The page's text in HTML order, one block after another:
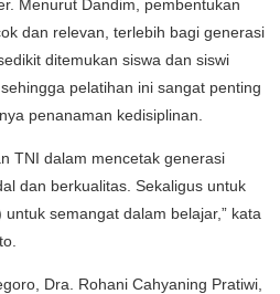
Menurut Dandim, pembentukan
dan relevan, terlebih bagi generasi
ditemukan siswa dan siswi
pelatihan ini sangat penting
penanaman kedisiplinan.
TNI dalam mencetak generasi
dan berkualitas. Sekaligus untuk
semangat dalam belajar,” kata
Dra. Rohani Cahyaning Pratiwi,